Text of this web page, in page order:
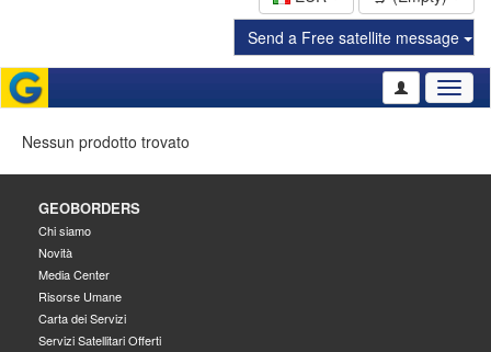
Send a Free satellite message
Nessun prodotto trovato
GEOBORDERS
Chi siamo
Novità
Media Center
Risorse Umane
Carta dei Servizi
Servizi Satellitari Offerti